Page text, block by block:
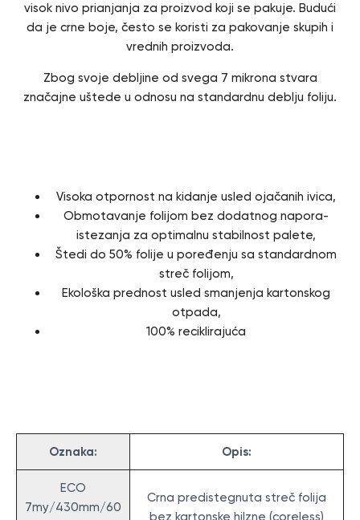
visok nivo prianjanja za proizvod koji se pakuje. Budući
da je crne boje, često se koristi za pakovanje skupih i
vrednih proizvoda.
Zbog svoje debljine od svega 7 mikrona stvara
značajne uštede u odnosu na standardnu deblju foliju.
Visoka otpornost na kidanje usled ojačanih ivica,
Obmotavanje folijom bez dodatnog napora-
istezanja za optimalnu stabilnost palete,
Štedi do 50% folije u poređenju sa standardnom
streč folijom,
Ekološka prednost usled smanjenja kartonskog
otpada,
100% reciklirajuća
Oznaka: Opis:
ECO
7my/430mm/60
Crna predistegnuta streč folija
bez kartonske hilzne (coreless)